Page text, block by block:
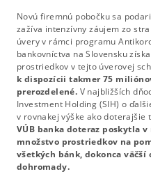
Novú firemnú pobočku sa
zažíva intenzívny záujem zo
úvery v rámci programu
bankovníctva na Slovensku
prostriedkov v tejto úverovej
k dispozícii takmer 75
prerozdelené. V najbližších
Investment Holding (SIH) o
v rovnakej výške ako doterajšie
VÚB banka doteraz poskytla
množstvo prostriedkov na
všetkých bánk, dokonca
dohromady.